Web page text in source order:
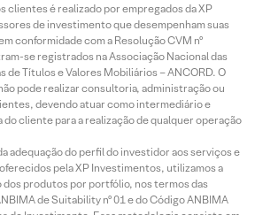
clientes é realizado por empregados da XP
de investimento que desempenham suas
conformidade com a Resolução CVM nº
se registrados na Associação Nacional das
Títulos e Valores Mobiliários – ANCORD. O
pode realizar consultoria, administração ou
devendo atuar como intermediário e
cliente para a realização de qualquer operação
adequação do perfil do investidor aos serviços e
pela XP Investimentos, utilizamos a
dos produtos por portfólio, nos termos das
de Suitability nº 01 e do Código ANBIMA